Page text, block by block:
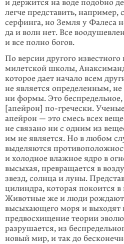
и держится на воде подобно
легче представить, например,
серфинга, но Земля у Фалеса
да и волн нет. Все
и все полно богов.
По версии другого известного
милетской школы,
которое дает начало всем
не является определенным,
ни формы. Это беспредельное,
[апейрон] по-гречески.
апейрон — это смесь всех
не связано ни с одним из
им не является. Но в любом
выделяются
и холодное влажное ядро в
высыхая, превращается в
звезд, солнца и луны.
цилиндра, которая покоится в
Животные же и люди
высыхающего моря и выходят
предвосхищение теории
разрушается, из
новый мир, и так до